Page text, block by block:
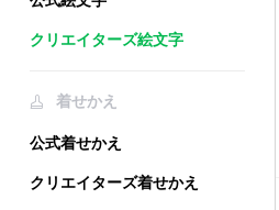
クリエイターズ絵文字
着せかえ
公式着せかえ
クリエイターズ着せかえ